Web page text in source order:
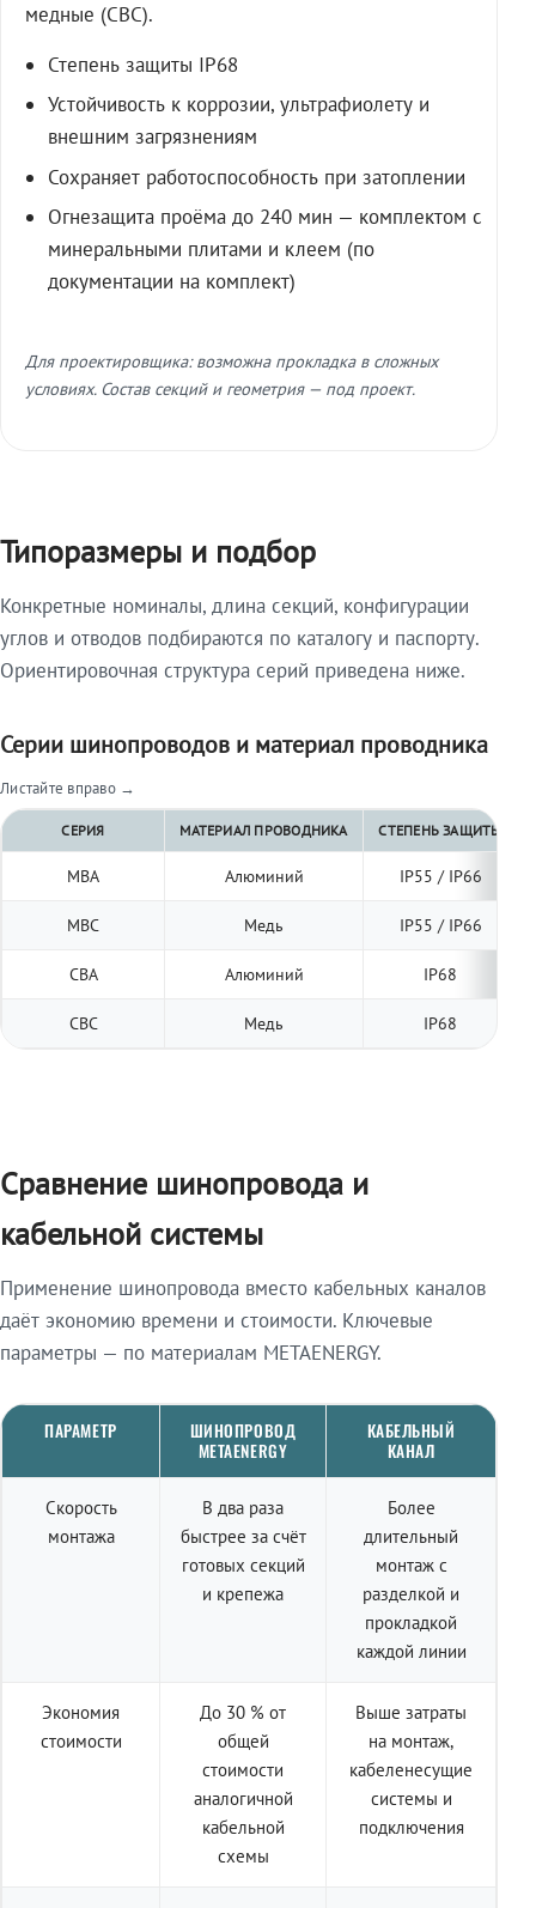
медные (СВС).
Степень защиты IP68
Устойчивость к коррозии, ультрафиолету и
внешним загрязнениям
Сохраняет работоспособность при затоплении
Огнезащита проёма до 240 мин — комплектом с
минеральными плитами и клеем (по
документации на комплект)
Для проектировщика: возможна прокладка в сложных
условиях. Состав секций и геометрия — под проект.
Типоразмеры и подбор
Конкретные номиналы, длина секций, конфигурации
углов и отводов подбираются по каталогу и паспорту.
Ориентировочная структура серий приведена ниже.
Серии шинопроводов и материал проводника
Листайте вправо →
СЕРИЯ МАТЕРИАЛ ПРОВОДНИКА СТЕПЕНЬ ЗАЩИТЫ
МВА Алюминий IP55 / IP66
МВС Медь IP55 / IP66
СВА Алюминий IP68
СВС Медь IP68
Сравнение шинопровода и
кабельной системы
Применение шинопровода вместо кабельных каналов
даёт экономию времени и стоимости. Ключевые
параметры — по материалам METAENERGY.
ПАРАМЕТР
ШИНОПРОВОД
METAENERGY
КАБЕЛЬНЫЙ
КАНАЛ
Скорость
монтажа
В два раза
быстрее за счёт
готовых секций
и крепежа
Более
длительный
монтаж с
разделкой и
прокладкой
каждой линии
Экономия
стоимости
До 30 % от
общей
стоимости
аналогичной
кабельной
схемы
Выше затраты
на монтаж,
кабеленесущие
системы и
подключения